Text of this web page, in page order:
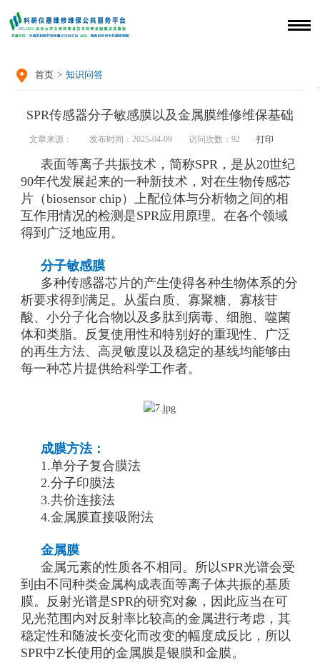
 首页 > 知识问答
SPR传感器分子敏感膜以及金属膜维修维保基础
文章来源： 发布时间：2025-04-09 访问次数： 92 打印
表面等离子共振技术，简称SPR，是从20世纪
90年代发展起来的一种新技术，对在生物传感芯
片（biosensor chip）上配位体与分析物之间的相
互作用情况的检测是SPR应用原理。在各个领域
得到广泛地应用。
分子敏感膜
多种传感器芯片的产生使得各种生物体系的分
析要求得到满足。从蛋白质、寡聚糖、寡核苷
酸、小分子化合物以及多肽到病毒、细胞、噬菌
体和类脂。反复使用性和特别好的重现性、广泛
的再生方法、高灵敏度以及稳定的基线均能够由
每一种芯片提供给科学工作者。
成膜方法：
1.单分子复合膜法
2.分子印膜法
3.共价连接法
4.金属膜直接吸附法
金属膜
金属元素的性质各不相同。所以SPR光谱会受
到由不同种类金属构成表面等离子体共振的基质
膜。反射光谱是SPR的研究对象，因此应当在可
见光范围内对反射率比较高的金属进行考虑，其
稳定性和随波长变化而改变的幅度成反比，所以
SPR中Z长使用的金属膜是银膜和金膜。